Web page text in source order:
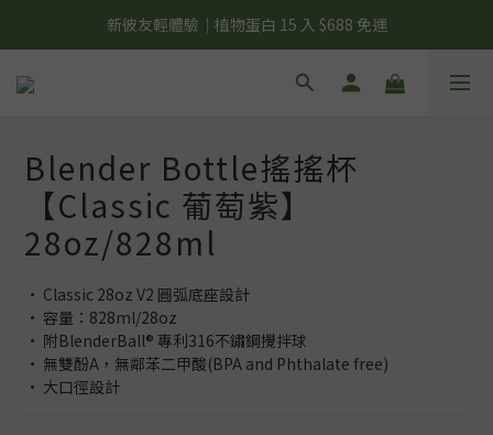
夏日輕補給｜500g 植物蛋白最低 $373 起
新彼友輕體驗｜植物蛋白 15 入 $688 免運
美力開肌｜滿 $1,488 贈美日肌酸 1 包
Blender Bottle搖搖杯
【Classic 葡萄紫】
28oz/828ml
• Classic 28oz V2 圓弧底座設計
• 容量：828ml/28oz
• 附BlenderBall® 專利316不鏽鋼攪拌球
• 無雙酚A，無鄰苯二甲酸(BPA and Phthalate free)
• 大口徑設計